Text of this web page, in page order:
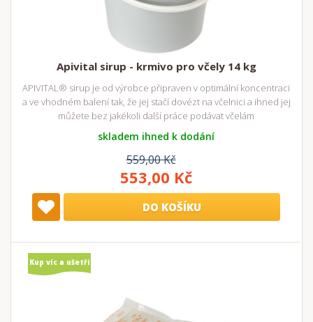
Apivital sirup - krmivo pro včely 14 kg
APIVITAL® sirup je od výrobce připraven v optimální koncentraci
a ve vhodném balení tak, že jej stačí dovézt na včelnici a ihned jej
můžete bez jakékoli další práce podávat včelám
skladem ihned k dodání
559,00 Kč
553,00 Kč
DO KOŠÍKU
Kup víc a ušetři